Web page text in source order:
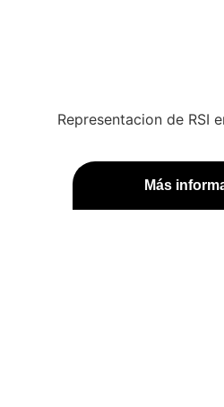
Representacion de RSI
Más